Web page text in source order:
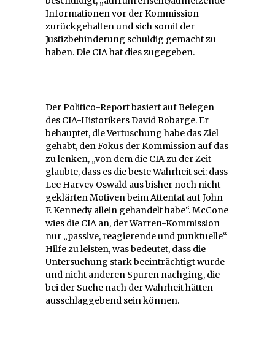
Informationen vor der Kommission
zurückgehalten und sich somit der
Justizbehinderung schuldig gemacht zu
haben. Die CIA hat dies zugegeben.
Der Politico-Report basiert auf Belegen
des CIA-Historikers David Robarge. Er
behauptet, die Vertuschung habe das Ziel
gehabt, den Fokus der Kommission auf das
zu lenken, „von dem die CIA zu der Zeit
glaubte, dass es die beste Wahrheit sei: dass
Lee Harvey Oswald aus bisher noch nicht
geklärten Motiven beim Attentat auf John
F. Kennedy allein gehandelt habe“. McCone
wies die CIA an, der Warren-Kommission
nur „passive, reagierende und punktuelle“
Hilfe zu leisten, was bedeutet, dass die
Untersuchung stark beeinträchtigt wurde
und nicht anderen Spuren nachging, die
bei der Suche nach der Wahrheit hätten
ausschlaggebend sein können.